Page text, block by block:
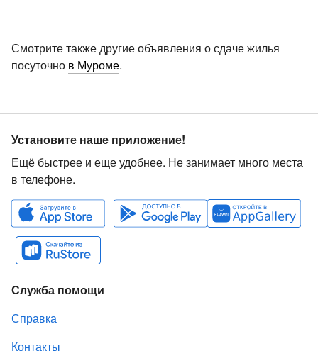
Смотрите также другие объявления о сдаче жилья
посуточно в Муроме.
Установите наше приложение!
Ещё быстрее и еще удобнее. Не занимает много места
в телефоне.
Служба помощи
Справка
Контакты